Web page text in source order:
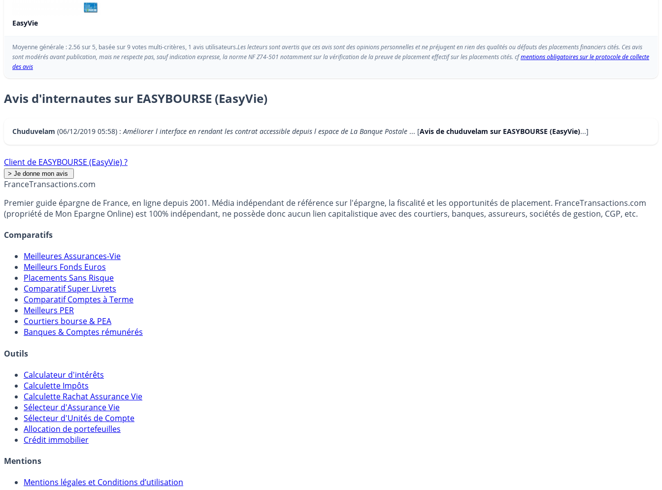
EasyVie
Moyenne générale : 2.56 sur 5, basée sur 9 votes multi-critères, 1 avis utilisateurs.Les lecteurs sont avertis que ces avis sont des opinions personnelles et ne préjugent en rien des qualités ou défauts des placements financiers cités. Ces avis
sont modérés avant publication, mais ne respecte pas, sauf indication expresse, la norme NF Z74-501 notamment sur la vérification de la preuve de placement effectif sur les placements cités. cfmentions obligatoires sur le protocole de collecte
des avis
Avis d'internautes sur EASYBOURSE (EasyVie)
Chuduvelam (06/12/2019 05:58) :Améliorer l interface en rendant les contrat accessible depuis l espace de La Banque Postale ... [Avis de chuduvelam sur EASYBOURSE (EasyVie)...]
Client de EASYBOURSE (EasyVie) ?
FranceTransactions.com
Premier guide épargne de France, en ligne depuis 2001. Média indépendant de référence sur l'épargne, la fiscalité et les opportunités de placement. FranceTransactions.com
(propriété de Mon Epargne Online) est 100% indépendant, ne possède donc aucun lien capitalistique avec des courtiers, banques, assureurs, sociétés de gestion, CGP, etc.
Comparatifs
Meilleures Assurances-Vie
Meilleurs Fonds Euros
Placements Sans Risque
Comparatif Super Livrets
Comparatif Comptes à Terme
Meilleurs PER
Courtiers bourse & PEA
Banques & Comptes rémunérés
Outils
Calculateur d'intérêts
Calculette Impôts
Calculette Rachat Assurance Vie
Sélecteur d'Assurance Vie
Sélecteur d'Unités de Compte
Allocation de portefeuilles
Crédit immobilier
Mentions
Mentions légales et Conditions d’utilisation